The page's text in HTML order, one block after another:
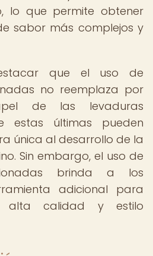
lo que permite obtener
sabor más complejos y
que el uso de
no reemplaza por
de las levaduras
estas últimas pueden
única al desarrollo de la
Sin embargo, el uso de
brinda a los
adicional para
alta calidad y estilo